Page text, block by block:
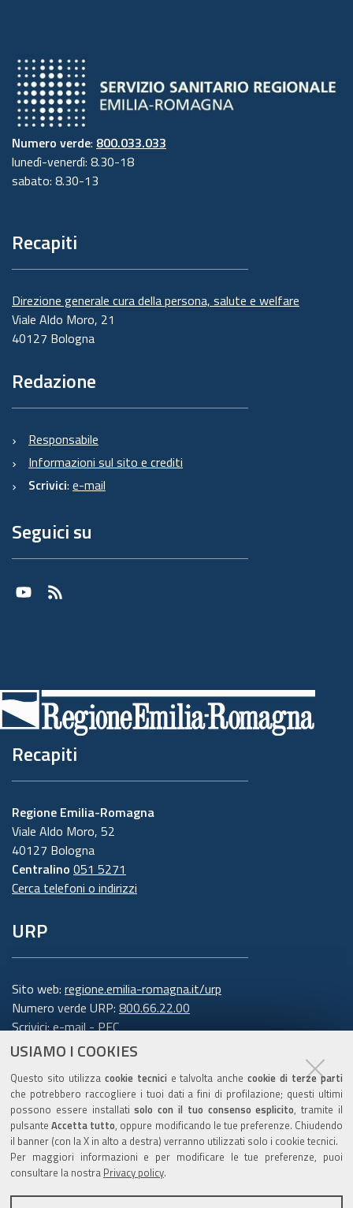
USIAMO I COOKIES
Questo sito utilizza cookie tecnici e talvolta anchecookie di terze parti
che potrebbero raccogliere i tuoi dati a fini di profilazione; questi ultimi
possono essere installatisolo con il tuo consenso esplicito, tramite il
pulsanteAccetta tutto, oppure modificando le tue preferenze. Chiudendo
il banner (con la X in alto a destra) verranno utilizzati solo i cookie tecnici.
Per maggiori informazioni e per modificare le tue preferenze, puoi
consultare la nostra Privacy policy.
Numero verde: 800.033.033
lunedì-venerdì: 8.30-18
sabato: 8.30-13
Recapiti
Direzione generale cura della persona, salute e welfare
Viale Aldo Moro, 21
40127 Bologna
Redazione
Responsabile
Informazioni sul sito e crediti
Scrivici: e-mail
Seguici su
Youtube
RSS
Recapiti
Regione Emilia-Romagna
Viale Aldo Moro, 52
40127 Bologna
Centralino 051 5271
Cerca telefoni o indirizzi
URP
Sito web: regione.emilia-romagna.it/urp
Numero verde URP: 800.66.22.00
Scrivici:e-mail-PEC
Trasparenza
Amministrazione trasparente
Note legali e copyright
Privacy e cookie
Gestisci i cookie